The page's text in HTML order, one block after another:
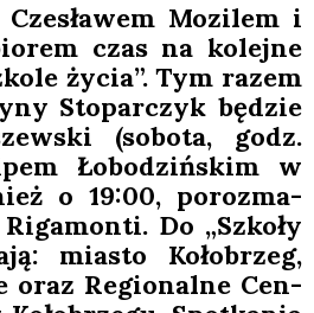
Mozi­lem i
czas na kolej­ne
życia”. Tym razem
Sto­par­czyk będzie
(sobo­ta, godz.
Łobo­dziń­skim w
o 19:00, poroz­ma­
Do „Szko­ły
mia­sto Koło­brzeg,
oraz Regio­nal­ne Cen­